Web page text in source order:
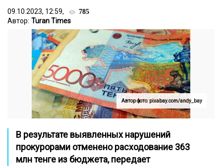
09.10.2023, 12:59, 785
Автор: Turan Times
Автор фото: pixabay.com/andy_bay
В результате выявленных нарушений
прокурорами отменено расходование 363
млн тенге из бюджета, передает